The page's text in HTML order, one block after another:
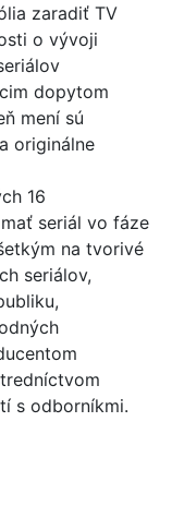
zaradiť TV
o vývoji
dopytom
mení sú
originálne
16
seriál vo fáze
na tvorivé
seriálov,
s odborníkmi.